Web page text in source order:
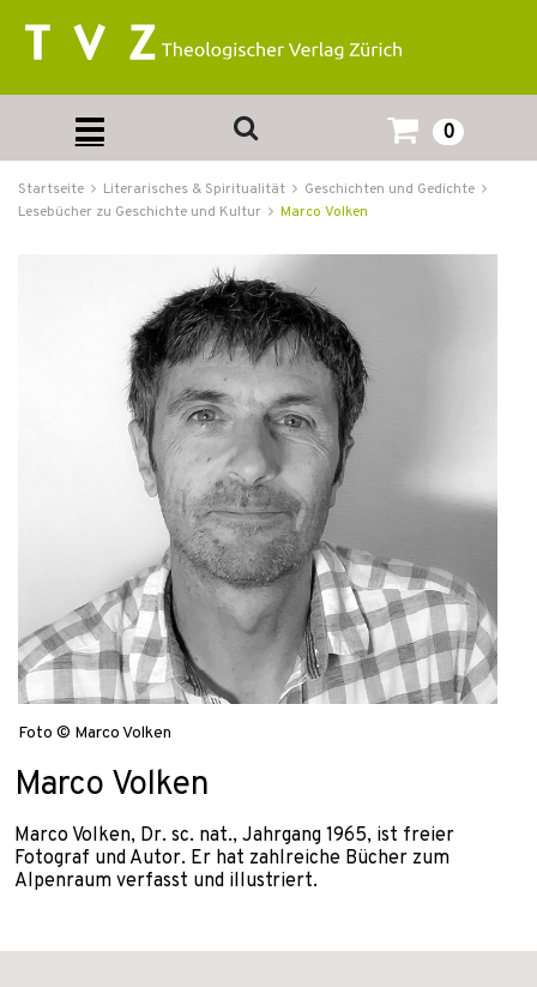
0
Startseite Literarisches & Spiritualität
Geschichten und Gedichte
Lesebücher zu Geschichte und Kultur
Marco Volken
Foto © Marco Volken
Marco Volken
Marco Volken, Dr. sc. nat., Jahrgang 1965, ist freier
Fotograf und Autor. Er hat zahlreiche Bücher zum
Alpenraum verfasst und illustriert.